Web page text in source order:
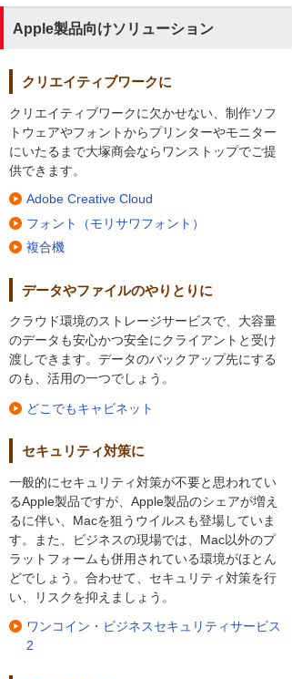
Apple製品向けソリューション
クリエイティブワークに
クリエイティブワークに欠かせない、制作ソフ
トウェアやフォントからプリンターやモニター
にいたるまで大塚商会ならワンストップでご提
供できます。
Adobe Creative Cloud
フォント（モリサワフォント）
複合機
データやファイルのやりとりに
クラウド環境のストレージサービスで、大容量
のデータも安心かつ安全にクライアントと受け
渡しできます。データのバックアップ先にする
のも、活用の一つでしょう。
どこでもキャビネット
セキュリティ対策に
一般的にセキュリティ対策が不要と思われてい
るApple製品ですが、Apple製品のシェアが増え
るに伴い、Macを狙うウイルスも登場していま
す。また、ビジネスの現場では、Mac以外のプ
ラットフォームも併用されている環境がほとん
どでしょう。合わせて、セキュリティ対策を行
い、リスクを抑えましょう。
ワンコイン・ビジネスセキュリティサービス
2